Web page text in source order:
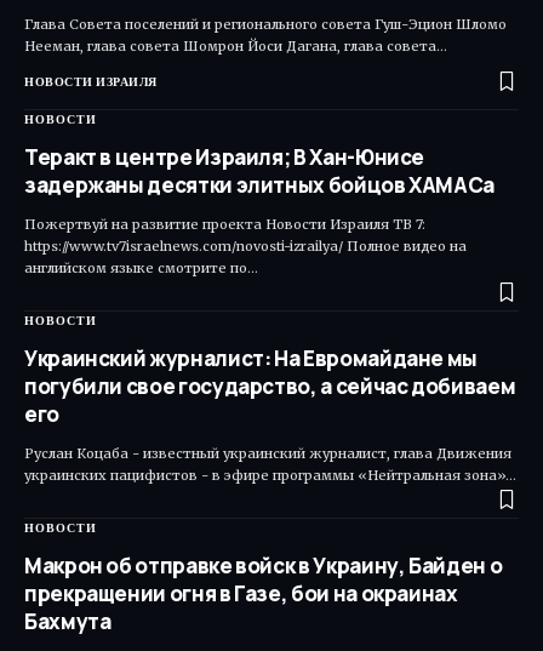
Глава Совета поселений и регионального совета Гуш-Эцион Шломо
Нееман, глава совета Шомрон Йоси Дагана, глава совета…
НОВОСТИ ИЗРАИЛЯ
НОВОСТИ
Теракт в центре Израиля; В Хан-Юнисе
задержаны десятки элитных бойцов ХАМАСа
Пожертвуй на развитие проекта Новости Израиля ТВ 7:
https://www.tv7israelnews.com/novosti-izrailya/ Полное видео на
английском языке смотрите по…
НОВОСТИ
Украинский журналист: На Евромайдане мы
погубили свое государство, а сейчас добиваем
его
Руслан Коцаба - известный украинский журналист, глава Движения
украинских пацифистов - в эфире программы «Нейтральная зона»…
НОВОСТИ
Макрон об отправке войск в Украину, Байден о
прекращении огня в Газе, бои на окраинах
Бахмута